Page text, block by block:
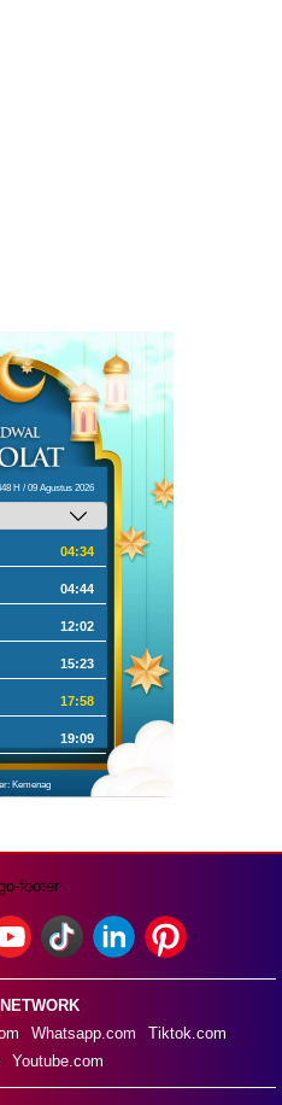
H / 09 Agustus 2026
04:34
04:44
12:02
15:23
17:58
19:09
Kemenag
Whatsapp.com
Tiktok.com
Youtube.com